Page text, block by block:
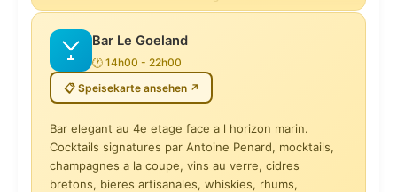
18 €
Foie gras mi-cuit maison, chutney de butternut au
gingembre
26 €
Boeuf carottes facon tartare, sauce aux oeufs et poivre
Timut
18 €
16 €
Champagne Duval Leroy Rose 1er Cru Prestige (coupe)
18 €
Chablis J.Moreau & Fils 2023 (verre 12.5cl)
14 €
Bar Le Goeland
🕐 14h00 - 22h00
📋 Speisekarte ansehen ↗
Bar elegant au 4e etage face a l horizon marin.
Cocktails signatures par Antoine Penard, mocktails,
champagnes a la coupe, vins au verre, cidres
bretons, bieres artisanales, whiskies, rhums,